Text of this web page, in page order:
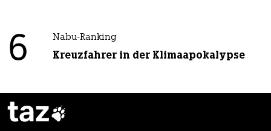
6 Nabu-Ranking
Kreuzfahrer in der Klimaapokalypse
taz